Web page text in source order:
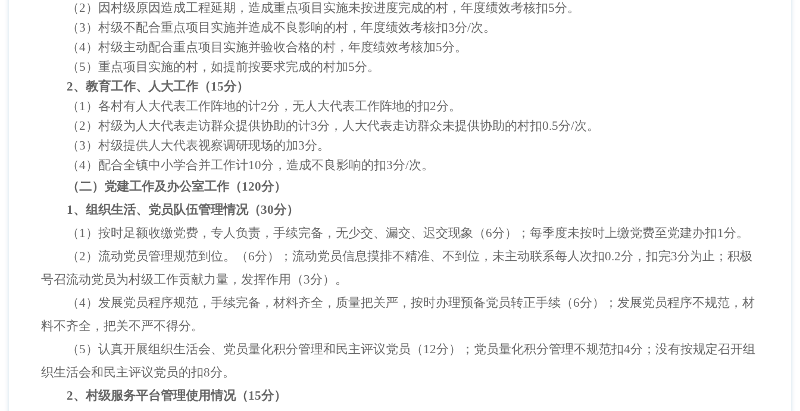
（2）因村级原因造成工程延期，造成重点项目实施未按进度完成的村，年度绩效考核扣5分。
（3）村级不配合重点项目实施并造成不良影响的村，年度绩效考核扣3分/次。
（4）村级主动配合重点项目实施并验收合格的村，年度绩效考核加5分。
（5）重点项目实施的村，如提前按要求完成的村加5分。
2、教育工作、人大工作（15分）
（ 1 ）各村有人大代表工作阵地的计2分 ，无人大代表工作阵地的扣2分。
（2）村级为人大代表走访群众提供协助的计3分，人大代表走访群众未提供协助的村扣0.5分/次。
（3）村级提供人大代表视察调研现场的加3分。
（4）配合全镇中小学合并工作计10分 ，造成不良影响的扣3分/次。
（二）党建工作及办公室工作（120分）
1、组织生活、党员队伍管理情况（30分）
（ 1 ）按时足额收缴党费，专人负责，手续完备，无少交、漏交、迟交现象（6分）； 每季度未按时上缴党费至党建办扣1分。
（2）流动党员管理规范到位。 （6分）； 流动党员信息摸排不精准、不到位，未主动联系每人次扣0.2分，扣完3分为止 ；积极
号召流动党员为村级工作贡献力量，发挥作用（3分）。
（4）发展党员程序规范，手续完备，材料齐全，质量把关严，按时办理预备党员转正手续（6分）；发展党员程序不规范，材
料不齐全，把关不严不得分。
（5）认真开展组织生活会、 党员量化积分管理和民主评议党员（ 12分）；党员量化积分管理不规范扣4分；没有按规定召开组
织生活会和 民主评议党员的扣8分。
2、村级服务平台管理使用情况（15分）